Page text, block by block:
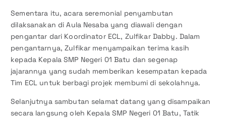
Sementara itu, acara seremonial penyambutan
dilaksanakan di Aula Nesaba yang diawali dengan
pengantar dari Koordinator ECL, Zulfikar Dabby. Dalam
pengantarnya, Zulfikar menyampaikan terima kasih
kepada Kepala SMP Negeri 01 Batu dan segenap
jajarannya yang sudah memberikan kesempatan kepada
Tim ECL untuk berbagi projek membumi di sekolahnya.
Selanjutnya sambutan selamat datang yang disampaikan
secara langsung oleh Kepala SMP Negeri 01 Batu, Tatik